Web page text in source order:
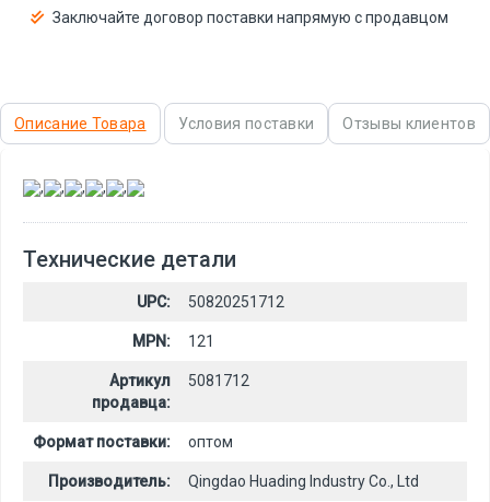
Заключайте договор поставки напрямую с продавцом
Описание Товара Условия поставки Отзывы клиентов
, , , , ,
Технические детали
UPC: 50820251712
MPN: 121
Артикул
продавца:
5081712
Формат поставки: оптом
Производитель: Qingdao Huading Industry Co., Ltd